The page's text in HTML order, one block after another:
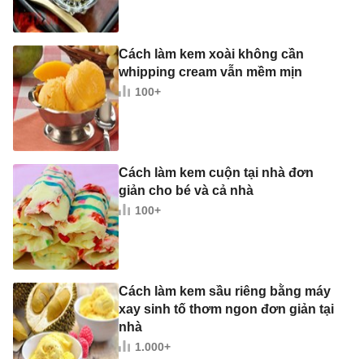
Cách làm kem xoài không cần
whipping cream vẫn mềm mịn
100+
Cách làm kem cuộn tại nhà đơn
giản cho bé và cả nhà
100+
Cách làm kem sầu riêng bằng máy
xay sinh tố thơm ngon đơn giản tại
nhà
1.000+